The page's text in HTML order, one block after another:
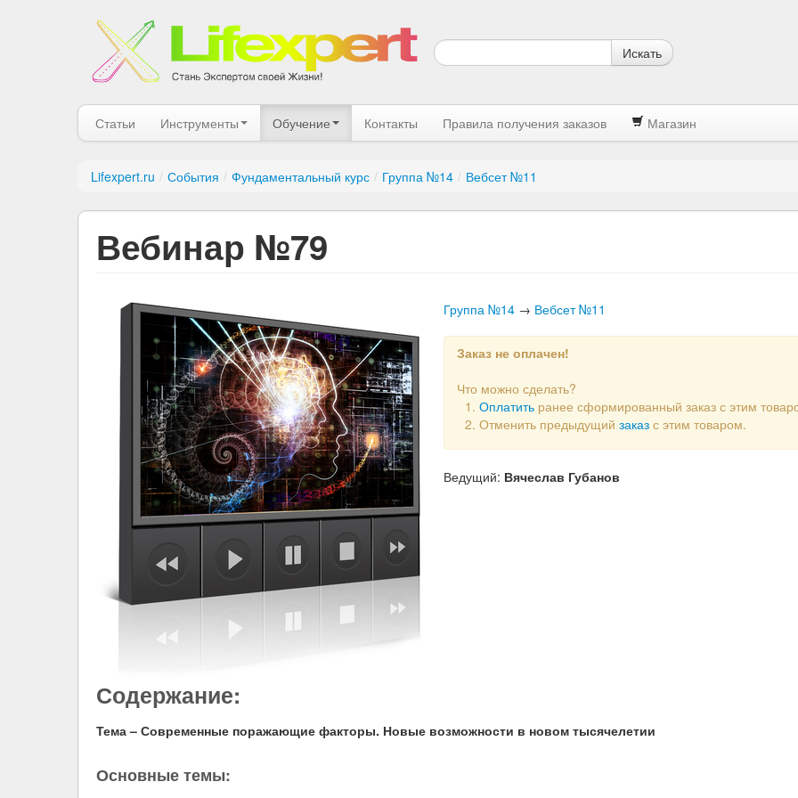
Искать
Статьи Инструменты Обучение Контакты Правила получения заказов Магазин
Lifexpert.ru / События / Фундаментальный курс / Группа №14 / Вебсет №11
Вебинар №79
Группа №14 → Вебсет №11
Заказ не оплачен!
Что можно сделать?
Оплатить ранее сформированный заказ с этим
Отменить предыдущий заказ с этим товаром.
Ведущий: Вячеслав Губанов
Содержание:
Тема – Современные поражающие факторы. Новые возможности в новом тысячелетии
Основные темы: